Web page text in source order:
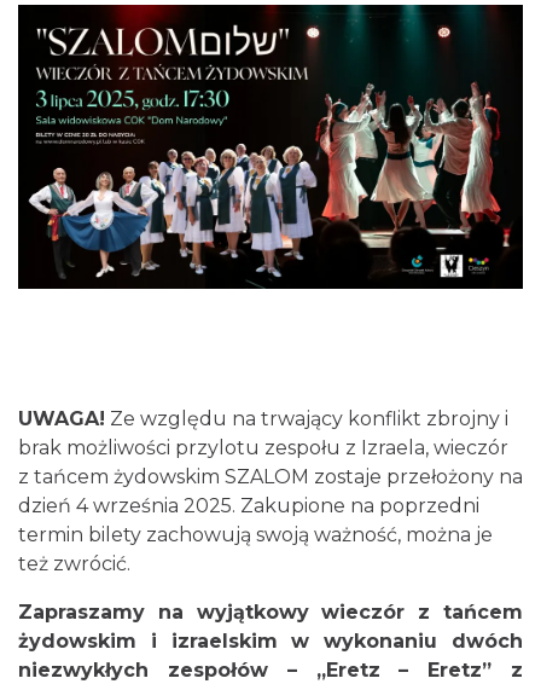
2026-08-14
0.06 km
Cieszyn
2026-08-21
0.06 km
Cieszyn
2026-08-28
0.06 km
UWAGA! Ze względu na trwający konflikt zbrojny i
brak możliwości przylotu zespołu z Izraela, wieczór
z tańcem żydowskim SZALOM zostaje przełożony na
dzień 4 września 2025. Zakupione na poprzedni
termin bilety zachowują swoją ważność, można je
też zwrócić.
Zapraszamy na wyjątkowy wieczór z tańcem
żydowskim i izraelskim w wykonaniu dwóch
niezwykłych zespołów – „Eretz – Eretz” z